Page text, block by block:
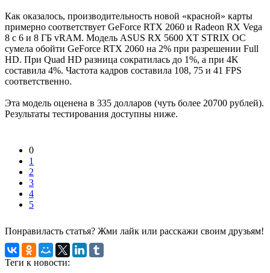
Как оказалось, производительность новой «красной» карты
примерно соответствует GeForce RTX 2060 и Radeon RX Vega
8 с 6 и 8 ГБ vRAM. Модель ASUS RX 5600 XT STRIX OC
сумела обойти GeForce RTX 2060 на 2% при разрешении Full
HD. При Quad HD разница сократилась до 1%, а при 4K
составила 4%. Частота кадров составила 108, 75 и 41 FPS
соответственно.
Эта модель оценена в 335 долларов (чуть более 20700 рублей).
Результаты тестирования доступны ниже.
0
1
2
3
4
5
Понравиласть статья? Жми лайк или расскажи своим друзьям!
Теги к новости: